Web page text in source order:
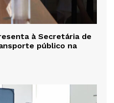
à Secretária de
público na